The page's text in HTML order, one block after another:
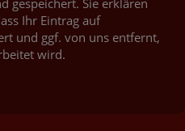
Ihr Eintrag auf
und ggf. von uns entfernt,
wird.